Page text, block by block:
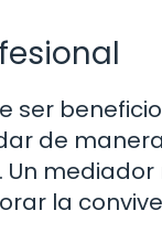
ser
de
la